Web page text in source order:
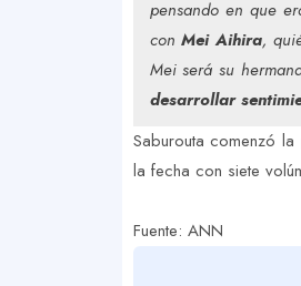
pensando en que
conMei Aihira,
Mei será su
desarrollar
Saburouta comenzó
la fecha con siete
Fuente: ANN